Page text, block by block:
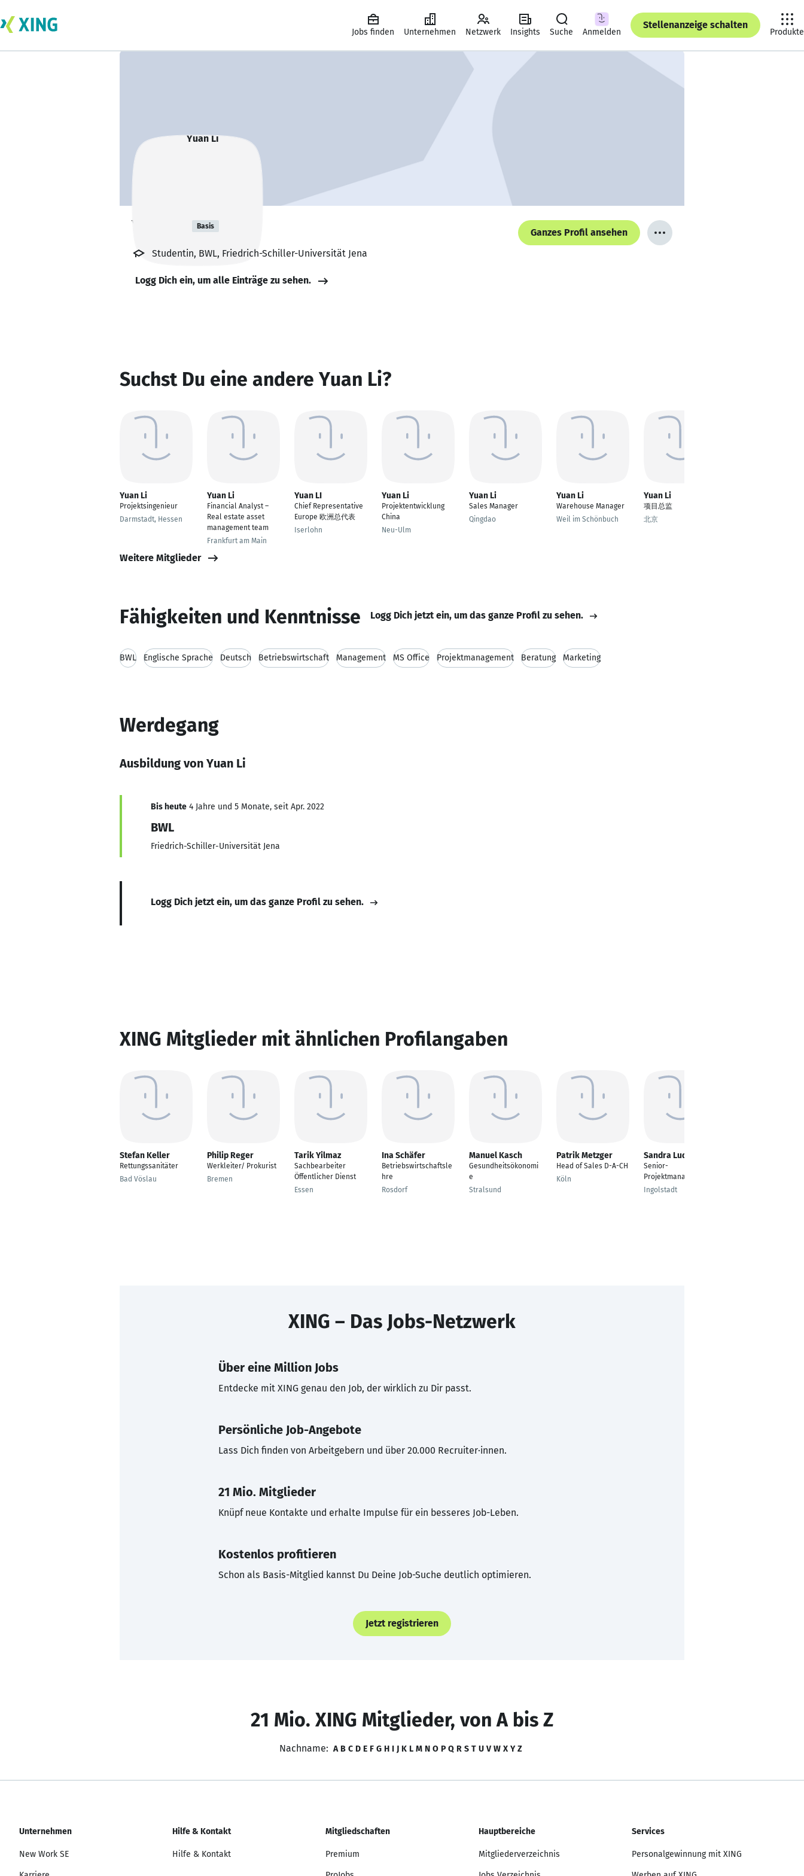
Jobs finden Unternehmen Netzwerk Insights Suche Anmelden
Stellenanzeige schalten
Produkte
Yuan Li Basis
Ganzes Profil ansehen
Studentin, BWL, Friedrich-Schiller-Universität Jena
Logg Dich ein, um alle Einträge zu sehen.
Suchst Du eine andere Yuan Li?
Yuan Li
Projektsingenieur
Darmstadt, Hessen
Yuan Li
Financial Analyst –
Real estate asset
management team
Frankfurt am Main
Yuan LI
Chief Representative
Europe 欧洲总代表
Iserlohn
Yuan Li
Projektentwicklung
China
Neu-Ulm
Yuan Li
Sales Manager
Qingdao
Yuan Li
Warehouse Manager
Weil im Schönbuch
Yuan Li
项目总监
北京
Weitere Mitglieder
Fähigkeiten und Kenntnisse Logg Dich jetzt ein, um das ganze Profil zu sehen.
BWL Englische Sprache Deutsch Betriebswirtschaft Management MS Office Projektmanagement Beratung Marketing
Werdegang
Ausbildung von Yuan Li
Bis heute 4 Jahre und 5 Monate, seit Apr. 2022
BWL
Friedrich-Schiller-Universität Jena
Logg Dich jetzt ein, um das ganze Profil zu sehen.
XING Mitglieder mit ähnlichen Profilangaben
Stefan Keller
Rettungssanitäter
Bad Vöslau
Philip Reger
Werkleiter/ Prokurist
Bremen
Tarik Yilmaz
Sachbearbeiter
Öffentlicher Dienst
Essen
Ina Schäfer
Betriebswirtschaftsle
hre
Rosdorf
Manuel Kasch
Gesundheitsökonomi
e
Stralsund
Patrik Metzger
Head of Sales D-A-CH
Köln
Sandra Ludwig
Senior-
Projektmanagerin
Ingolstadt
XING – Das Jobs-Netzwerk
Über eine Million Jobs
Entdecke mit XING genau den Job, der wirklich zu Dir passt.
Persönliche Job-Angebote
Lass Dich finden von Arbeitgebern und über 20.000 Recruiter·innen.
21 Mio. Mitglieder
Knüpf neue Kontakte und erhalte Impulse für ein besseres Job-Leben.
Kostenlos profitieren
Schon als Basis-Mitglied kannst Du Deine Job-Suche deutlich optimieren.
Jetzt registrieren
21 Mio. XING Mitglieder, von A bis Z
Nachname: A B C D E F G H I J K L M N O P Q R S T U V W X Y Z
Unternehmen
New Work SE
Hilfe & Kontakt
Hilfe & Kontakt
Mitgliedschaften
Premium
Hauptbereiche
Mitgliederverzeichnis
Services
Personalgewinnung mit XING